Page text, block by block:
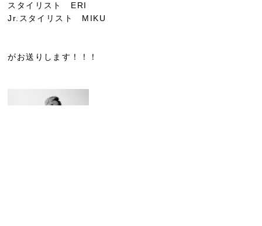
スタイリスト ERI
Jr.スタイリスト MIKU
がお送りします！！！